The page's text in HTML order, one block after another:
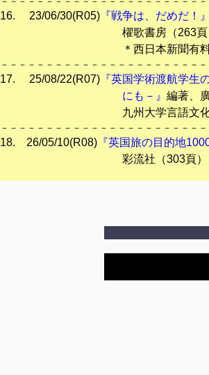
16. 23/06/30(R05) 『戦争は、だめだ！』
櫂歌書房（263頁）、
＊西日本新聞有料会員限定記
－－－－－－－－－－－－－－－－－－－－－－
17. 25/08/22(R07) 『英国学術渡航学生
にも－』 編著、
九州大学言語文化研究院（
－－－－－－－－－－－－－－－－－－－－－－
18. 26/05/10(R08) 『英国旅の目的地
彩流社（303頁）、